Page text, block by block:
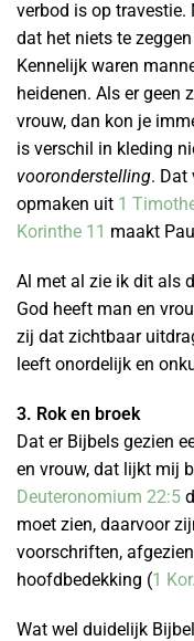
verbod is op travestie.
dat het niets te
Kennelijk waren
heidenen. Als er geen
vrouw, dan kon je
is verschil in kleding
vooronderstelling. Dat
opmaken uit 1
Korinthe 11 maakt
Al met al zie ik dit als
God heeft man en
zij dat zichtbaar
leeft onordelijk en
3. Rok en broek
Dat er Bijbels gezien
en vrouw, dat lijkt mij
Deuteronomium 22:5
moet zien, daarvoor
voorschriften,
hoofdbedekking (1
Wat wel duidelijk